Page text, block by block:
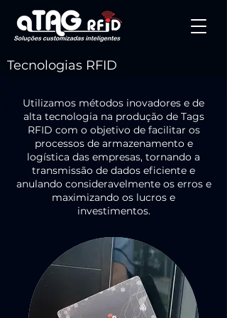
Tecnologias RFID
Utilizamos métodos inovadores e de
alta tecnologia na produção de Tags
RFID com o objetivo de facilitar os
processos de armazenamento e
logística das empresas, tornando a
transmissão de dados eficiente e
anulando consideravelmente os erros e
maximizando os lucros e
investimentos.